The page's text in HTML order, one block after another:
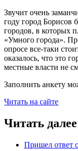
Звучит очень
году город Борисов
городов, в которых
«Умного города».
опросе все-таки
оказалось, что это
местные власти не
Заполнить анкету
Читать на сайте
Читать
Пришел ответ